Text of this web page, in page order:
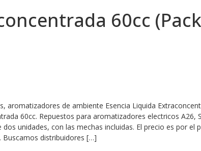
60cc
aromatizadores de ambiente Esencia Liquida
60cc. Repuestos para aromatizadores electricos A26,
unidades, con las mechas incluidas. El precio es por el
Buscamos distribuidores […]